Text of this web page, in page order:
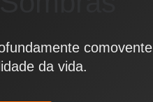
comovente
da vida.